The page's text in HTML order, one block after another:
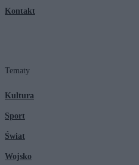
Kontakt
Tematy
Kultura
Sport
Świat
Wojsko